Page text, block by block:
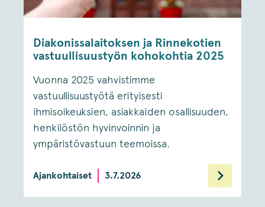
Diakonissalaitoksen ja Rinnekotien
vastuullisuustyön kohokohtia 2025
Vuonna 2025 vahvistimme
vastuullisuustyötä erityisesti
ihmisoikeuksien, asiakkaiden osallisuuden,
henkilöstön hyvinvoinnin ja
ympäristövastuun teemoissa.
Ajankohtaiset 3.7.2026